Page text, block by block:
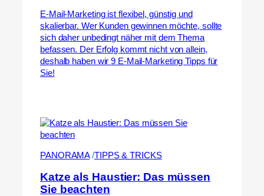
E-Mail-Marketing ist flexibel, günstig und
skalierbar. Wer Kunden gewinnen möchte, sollte
sich daher unbedingt näher mit dem Thema
befassen. Der Erfolg kommt nicht von allein,
deshalb haben wir 9 E-Mail-Marketing Tipps für
Sie!
PANORAMA /TIPPS & TRICKS
Katze als Haustier: Das müssen
Sie beachten